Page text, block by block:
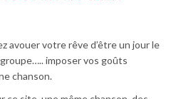
avouer votre rêve d’être un jour le
imposer vos goûts
chanson.